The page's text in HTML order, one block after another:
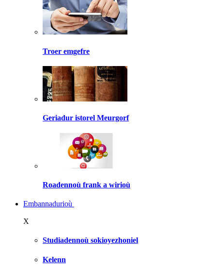
Troer emgefre
Geriadur istorel Meurgorf
Roadennoù frank a wirioù
Embannadurioù
X
Studiadennoù sokioyezhoniel
Kelenn